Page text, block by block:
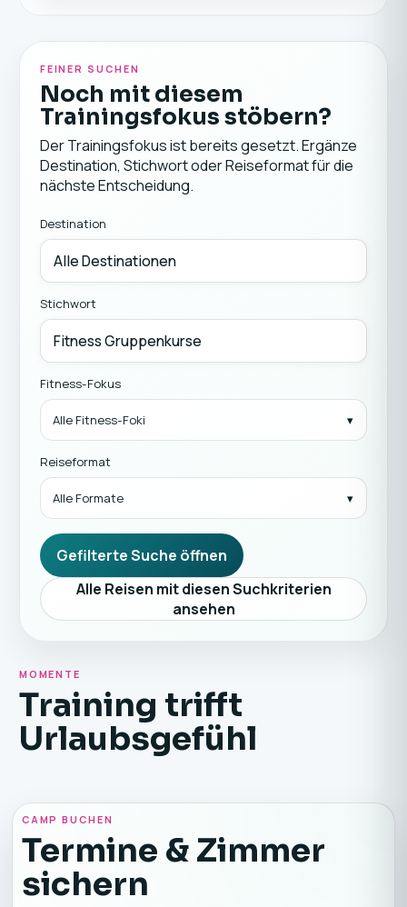
FEINER SUCHEN
Noch mit diesem
Trainingsfokus stöbern?
Der Trainingsfokus ist bereits gesetzt. Ergänze
Destination, Stichwort oder Reiseformat für die
nächste Entscheidung.
Destination
Stichwort
Fitness-Fokus
Alle Fitness-Foki
Reiseformat
Alle Formate
Gefilterte Suche öffnen
Alle Reisen mit diesen Suchkriterien
ansehen
MOMENTE
Training trifft
Urlaubsgefühl
CAMP BUCHEN
Termine & Zimmer
sichern